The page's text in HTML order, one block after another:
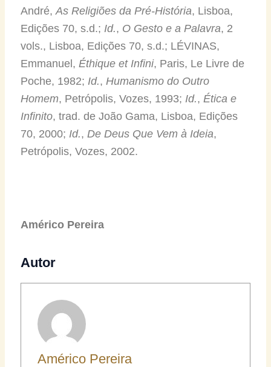
André, As Religiões da Pré-História, Lisboa,
Edições 70, s.d.; Id., O Gesto e a Palavra, 2
vols., Lisboa, Edições 70, s.d.; LÉVINAS,
Emmanuel, Éthique et Infini, Paris, Le Livre de
Poche, 1982; Id., Humanismo do Outro
Homem, Petrópolis, Vozes, 1993; Id., Ética e
Infinito, trad. de João Gama, Lisboa, Edições
70, 2000; Id., De Deus Que Vem à Ideia,
Petrópolis, Vozes, 2002.
Américo Pereira
Autor
Américo Pereira